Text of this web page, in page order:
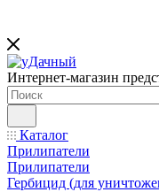
Интернет-магазин
Каталог
Прилипатели
Прилипатели
Гербицид (для